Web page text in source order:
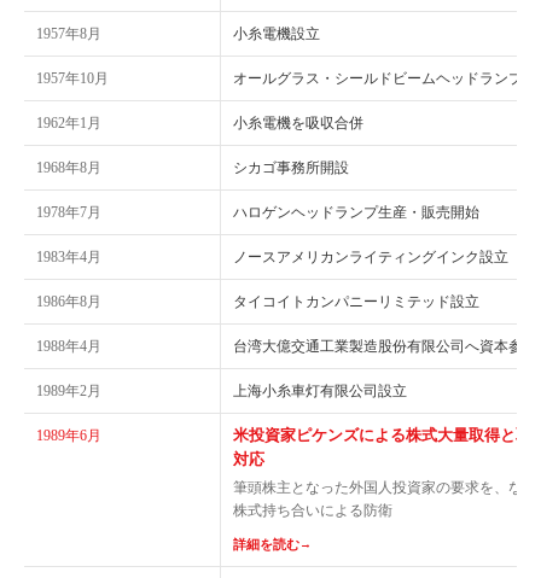
1957年8月 小糸電機設立
1957年10月 オールグラス・シールドビームヘッドランプ
1962年1月 小糸電機を吸収合併
1968年8月 シカゴ事務所開設
1978年7月 ハロゲンヘッドランプ生産・販売開始
1983年4月 ノースアメリカンライティングインク設立
1986年8月 タイコイトカンパニーリミテッド設立
1988年4月 台湾大億交通工業製造股份有限公司へ資本参加
1989年2月 上海小糸車灯有限公司設立
1989年6月
米投資家ピケンズによる株式大量取得と取
対応
筆頭株主となった外国人投資家の要求を、な
株式持ち合いによる防衛
詳細を読む→